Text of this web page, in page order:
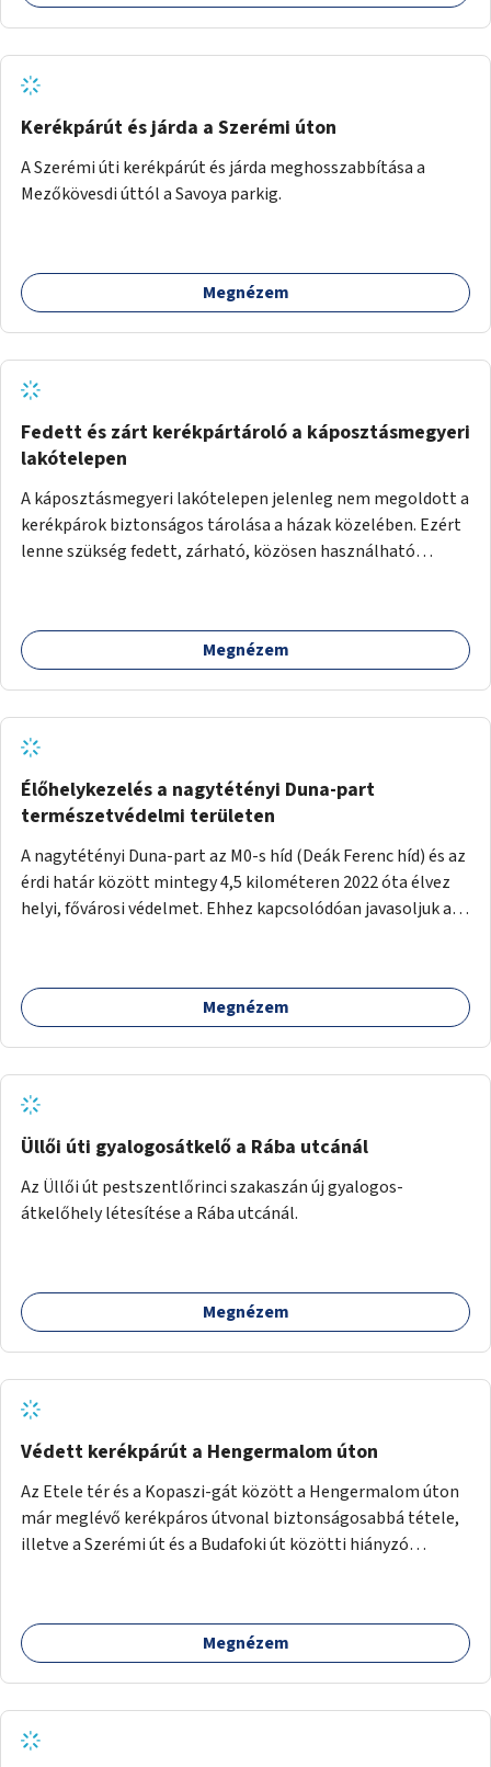
Kerékpárút és járda a Szerémi úton
A Szerémi úti kerékpárút és járda meghosszabbítása a
Mezőkövesdi úttól a Savoya parkig.
Megnézem
Fedett és zárt kerékpártároló a káposztásmegyeri
lakótelepen
A káposztásmegyeri lakótelepen jelenleg nem megoldott a
kerékpárok biztonságos tárolása a házak közelében. Ezért
lenne szükség fedett, zárható, közösen használható
Megnézem
Élőhelykezelés a nagytétényi Duna-part
természetvédelmi területen
A nagytétényi Duna-part az M0-s híd (Deák Ferenc híd) és az
érdi határ között mintegy 4,5 kilométeren 2022 óta élvez
helyi, fővárosi védelmet. Ehhez kapcsolódóan javasoljuk a
Megnézem
Üllői úti gyalogosátkelő a Rába utcánál
Az Üllői út pestszentlőrinci szakaszán új gyalogos-
átkelőhely létesítése a Rába utcánál.
Megnézem
Védett kerékpárút a Hengermalom úton
Az Etele tér és a Kopaszi-gát között a Hengermalom úton
már meglévő kerékpáros útvonal biztonságosabbá tétele,
illetve a Szerémi út és a Budafoki út közötti hiányzó
iskolákhoz, kulturális intézményekhez és a Kopaszi-gáthoz
biztosítana elérést.
Megnézem